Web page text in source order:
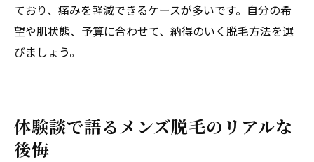
ており、痛みを軽減できるケースが多いです。自分の希
望や肌状態、予算に合わせて、納得のいく脱毛方法を選
びましょう。
体験談で語るメンズ脱毛のリアルな
後悔